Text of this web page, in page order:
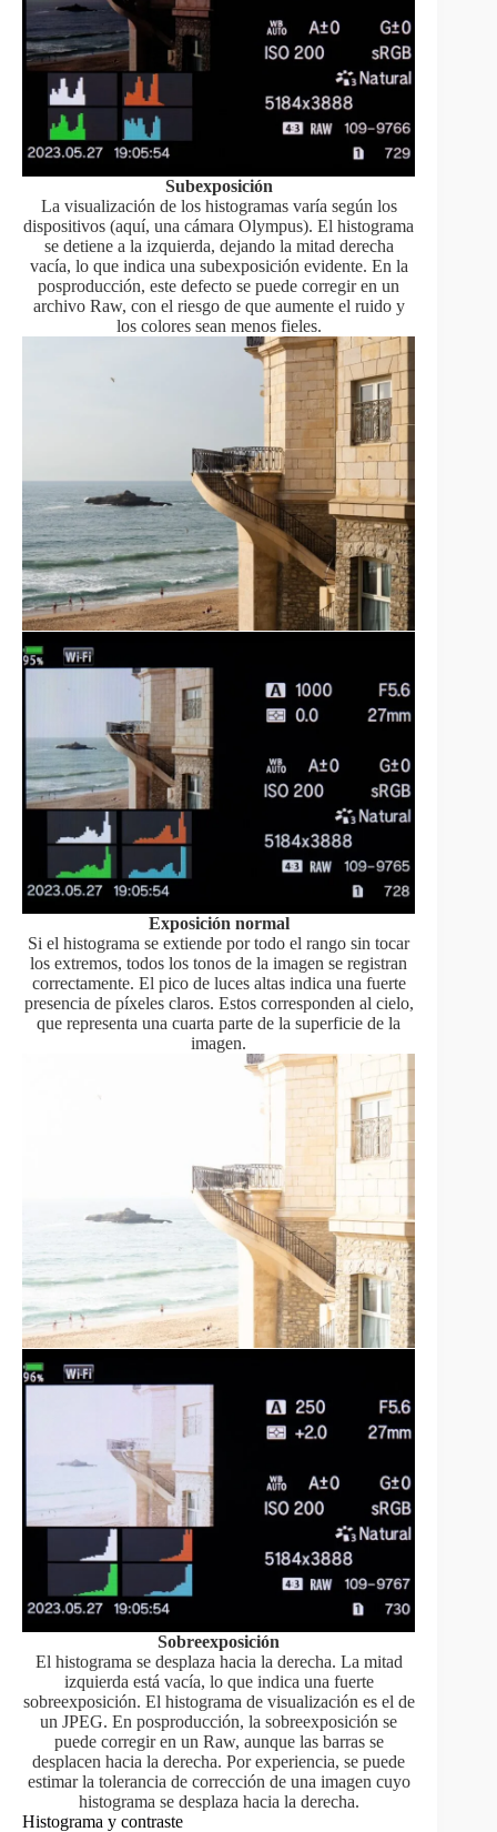
Subexposición
La visualización de los histogramas varía según los
dispositivos (aquí, una cámara Olympus). El histograma
se detiene a la izquierda, dejando la mitad derecha
vacía, lo que indica una subexposición evidente. En la
posproducción, este defecto se puede corregir en un
archivo Raw, con el riesgo de que aumente el ruido y
los colores sean menos fieles.
Exposición normal
Si el histograma se extiende por todo el rango sin tocar
los extremos, todos los tonos de la imagen se registran
correctamente. El pico de luces altas indica una fuerte
presencia de píxeles claros. Estos corresponden al cielo,
que representa una cuarta parte de la superficie de la
imagen.
Sobreexposición
El histograma se desplaza hacia la derecha. La mitad
izquierda está vacía, lo que indica una fuerte
sobreexposición. El histograma de visualización es el de
un JPEG. En posproducción, la sobreexposición se
puede corregir en un Raw, aunque las barras se
desplacen hacia la derecha. Por experiencia, se puede
estimar la tolerancia de corrección de una imagen cuyo
histograma se desplaza hacia la derecha.
Histograma y contraste